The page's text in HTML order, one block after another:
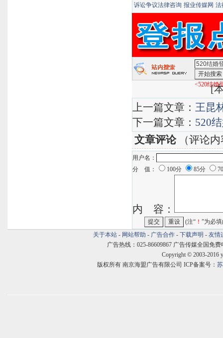
诉讼争议法律咨询 报业传媒网 法
<520结婚
[
上一篇文章： 王昆
下一篇文章： 520
文章评论（评论内
用户名：
分 值：
100分 85分
内 容：
(注“ ！ ”为必
关于本站 - 网站帮助 - 广告合作 - 下载声明 - 友情
广告热线：025-86609867 广告传媒全国免费
Copyright © 2003-2016
版权所有 南京海盟广告有限公司 ICP备案号：